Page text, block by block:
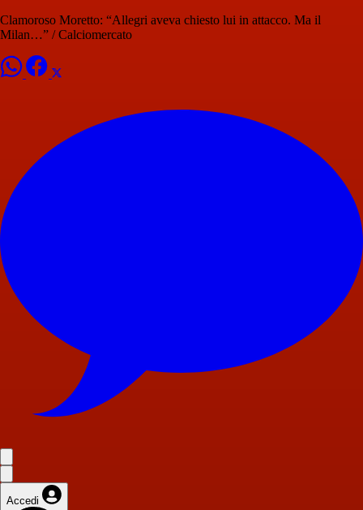
Clamoroso Moretto: “Allegri aveva chiesto lui in attacco. Ma il
Milan…” / Calciomercato
Accedi